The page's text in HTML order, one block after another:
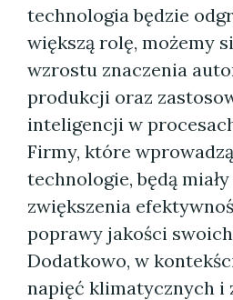
technologia będzie
większą rolę, możemy
wzrostu znaczenia
produkcji oraz
inteligencji w
Firmy, które
technologie, będą
zwiększenia
poprawy jakości
Dodatkowo, w
napięć klimatycznych i